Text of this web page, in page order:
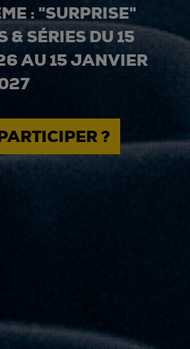
: "SURPRISE"
& SÉRIES DU 15
AU 15 JANVIER
?